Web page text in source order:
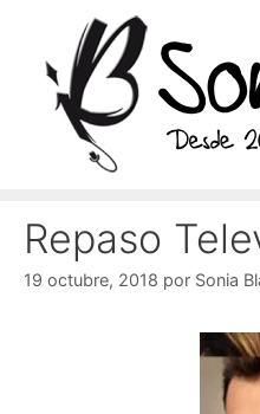
contenido
Repaso
19 octubre, 2018 por Sonia